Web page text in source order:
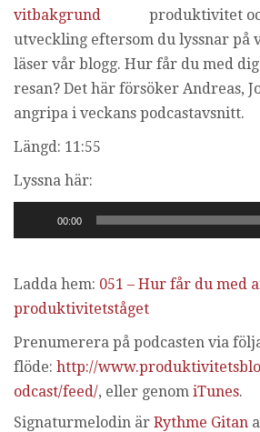
produktivitet
utveckling eftersom du lyssnar på
läser vår blogg. Hur får du med
resan? Det här försöker Andreas,
angripa i veckans podcastavsnitt.
Längd: 11:55
Lyssna här:
00:00
Ladda hem: 051 – Hur får du med
produktivitetståget
Prenumerera på podcasten via
flöde: http://
odcast/feed/, eller genom iTunes.
Signaturmelodin är Rythme Gitan